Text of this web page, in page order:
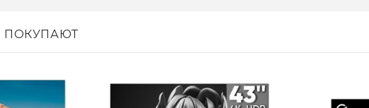
ПОКУПАЮТ